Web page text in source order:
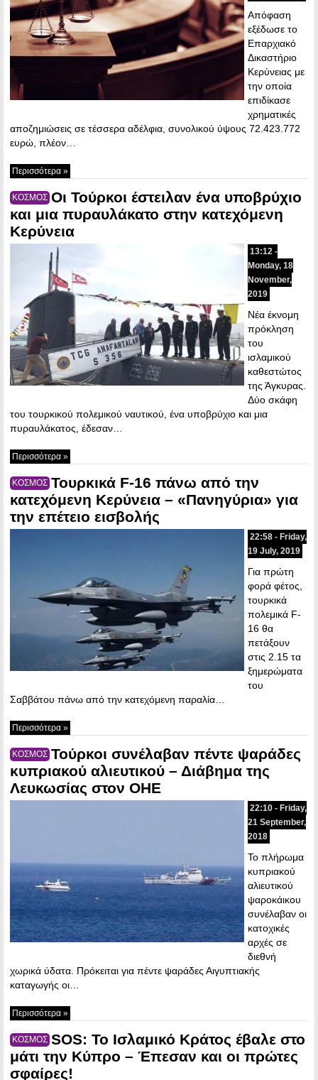
Απόφαση
εξέδωσε το
Επαρχιακό
Δικαστήριο
Κερύνειας με
την οποία
επιδίκασε
χρηματικές
αποζημιώσεις σε τέσσερα αδέλφια, συνολικού ύψους 72.423.772
ευρώ, πλέον…
Περισσότερα »
ΚΟΣΜΟΣ Οι Τούρκοι έστειλαν ένα υποβρύχιο
και μια πυραυλάκατο στην κατεχόμενη
Κερύνεια
13:12 -
Monday, 18
November,
2019
Νέα έκνομη
πρόκληση
του
ισλαμικού
καθεστώτος
της Άγκυρας.
Δύο σκάφη
του τουρκικού πολεμικού ναυτικού, ένα υποβρύχιο και μια
πυραυλάκατος, έδεσαν…
Περισσότερα »
ΚΟΣΜΟΣ Τουρκικά F-16 πάνω από την
κατεχόμενη Κερύνεια – «Πανηγύρια» για
την επέτειο εισβολής
22:58 - Friday,
19 July, 2019
Για πρώτη
φορά φέτος,
τουρκικά
πολεμικά F-
16 θα
πετάξουν
στις 2.15 τα
ξημερώματα
του
Σαββάτου πάνω από την κατεχόμενη παραλία…
Περισσότερα »
ΚΟΣΜΟΣ Τούρκοι συνέλαβαν πέντε ψαράδες
κυπριακού αλιευτικού – Διάβημα της
Λευκωσίας στον ΟΗΕ
22:10 - Friday,
21 September,
2018
Το πλήρωμα
κυπριακού
αλιευτικού
ψαροκάικου
συνέλαβαν οι
κατοχικές
αρχές σε
διεθνή
χωρικά ύδατα. Πρόκειται για πέντε ψαράδες Αιγυπτιακής
καταγωγής οι…
Περισσότερα »
ΚΟΣΜΟΣ SOS: Το Ισλαμικό Κράτος έβαλε στο
μάτι την Κύπρο – Έπεσαν και οι πρώτες
σφαίρες!